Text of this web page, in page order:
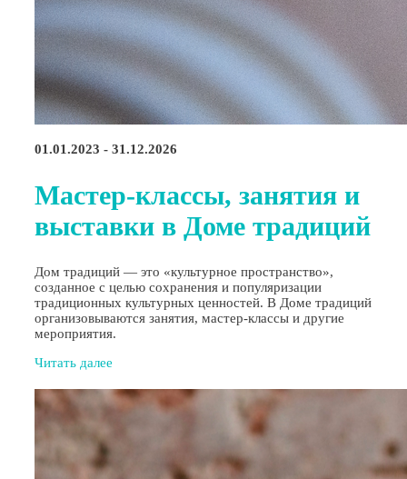
01.01.2023 - 31.12.2026
Мастер-классы, занятия и
выставки в Доме традиций
Дом традиций — это «культурное пространство»,
созданное с целью сохранения и популяризации
традиционных культурных ценностей. В Доме традиций
организовываются занятия, мастер-классы и другие
мероприятия.
Читать далее